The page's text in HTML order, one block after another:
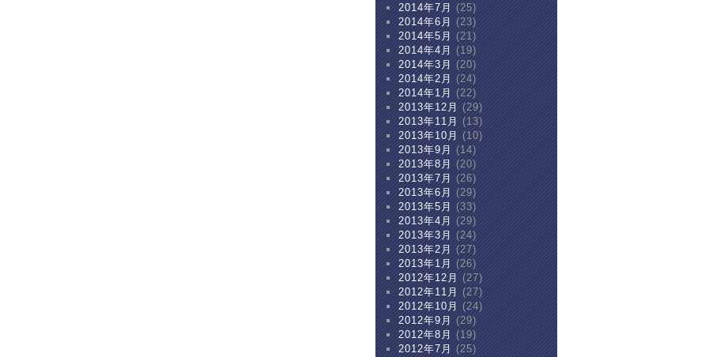
2014年7月 (25)
2014年6月 (23)
2014年5月
(21)
2014年4月 (19)
2014年3月 (20)
2014年2月 (24)
2014年1月 (22)
2013年12月 (29)
2013年11月 (13)
2013年10月 (10)
2013年9月 (14)
2013年8月 (20)
2013年7月
(26)
2013年6月 (29)
2013年5月 (33)
2013年4月 (29)
2013年3月 (24)
2013年2月
(27)
2013年1月 (26)
2012年12月 (27)
2012年11月 (27)
2012年10月
(24)
2012年9月
(29)
2012年8月 (19)
2012年7月 (25)